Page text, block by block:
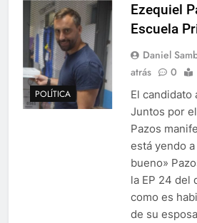
POLÍTICA
Ezequiel
Escuela
Daniel
atrás
0
El candidato
Juntos por
Pazos
está yendo
bueno»
la EP 24 del
como es
de su